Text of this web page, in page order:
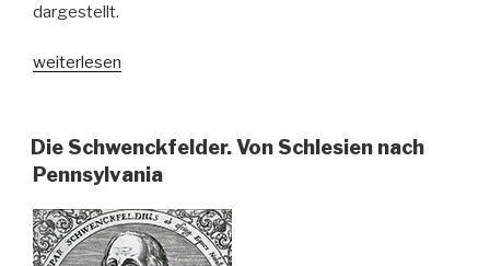
dargestellt.
„Von
bis
zum
weiterlesen
Die Schwenckfelder. Von Schlesien nach
Pennsylvania